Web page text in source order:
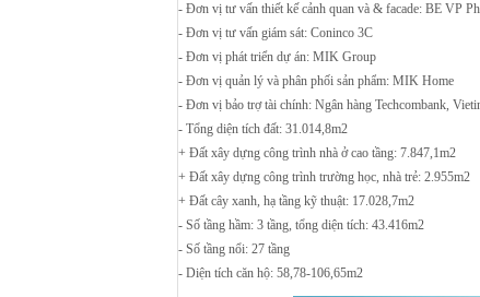
- Đơn vị tư vấn thiết kế cảnh quan và & facade: BE VP
- Đơn vị tư vấn giám sát: Coninco 3C
- Đơn vị phát triển dự án: MIK Group
- Đơn vị quản lý và phân phối sản phẩm: MIK Home
- Đơn vị bảo trợ tài chính: Ngân hàng Techcombank,
- Tổng diện tích đất: 31.014,8m2
+ Đất xây dựng công trình nhà ở cao tầng: 7.847,1m2
+ Đất xây dựng công trình trường học, nhà trẻ: 2.955m2
+ Đất cây xanh, hạ tầng kỹ thuật: 17.028,7m2
- Số tầng hầm: 3 tầng, tổng diện tích: 43.416m2
- Số tầng nổi: 27 tầng
- Diện tích căn hộ: 58,78-106,65m2